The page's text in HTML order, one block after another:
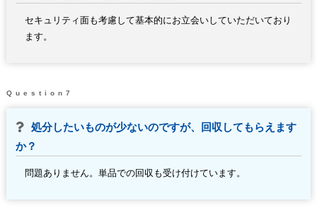
セキュリティ面も考慮して基本的にお立会いしていただいており
ます。
Question7
処分したいものが少ないのですが、回収してもらえます
か？
問題ありません。単品での回収も受け付けています。